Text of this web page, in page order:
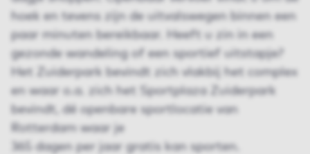
hoek en tevens zijn de uitvalswegen binnen een
paar minuten bereikbaar. Heeft u zin in een
gezonde wandeling of een sportief uitstapje?
Het Zuiderpark bevindt zich vlakbij het complex
en waar o.a. zich het Sportplaza Zuiderpark
bevindt, dé openbare sportlocatie van
Rotterdam waar je
365 dagen per jaar gratis kan sporten.